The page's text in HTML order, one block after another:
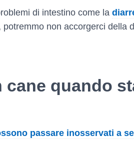
di intestino come la
non accorgerci della
quando
passare inosservati a